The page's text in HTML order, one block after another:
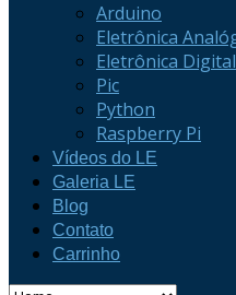
Arduino
Eletrônica
Eletrônica Digital
Pic
Python
Raspberry Pi
Vídeos do LE
Galeria LE
Blog
Contato
Carrinho